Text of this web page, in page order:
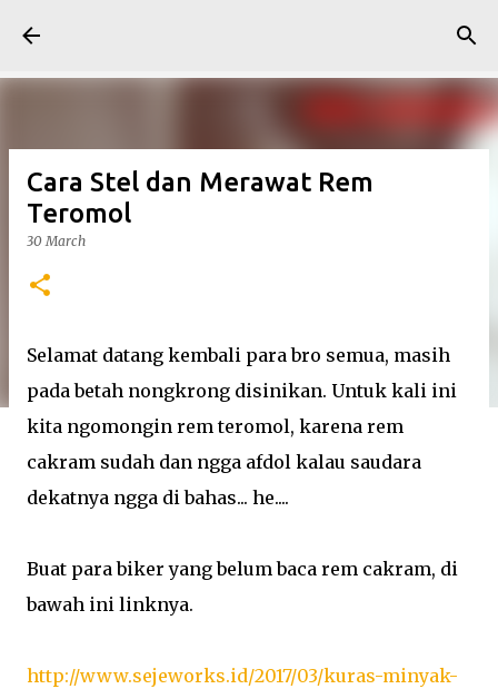
Cara Stel dan Merawat Rem
Teromol
30 March
Selamat datang kembali para bro semua, masih
pada betah nongkrong disinikan. Untuk kali ini
kita ngomongin rem teromol, karena rem
cakram sudah dan ngga afdol kalau saudara
dekatnya ngga di bahas... he....
Buat para biker yang belum baca rem cakram, di
bawah ini linknya.
http://www.sejeworks.id/2017/03/kuras-minyak-